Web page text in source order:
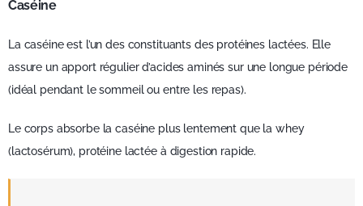
Caséine
La caséine est l’un des constituants des protéines lactées. Elle
assure un apport régulier d’acides aminés sur une longue période
(idéal pendant le sommeil ou entre les repas).
Le corps absorbe la caséine plus lentement que la whey
(lactosérum), protéine lactée à digestion rapide.